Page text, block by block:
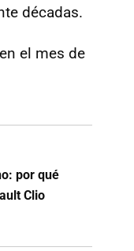
décadas.
en el mes de
por qué
Clio